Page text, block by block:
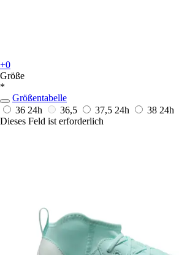
+0
Größe
*
Größentabelle
36 24h 36,5 37,5 24h 38 24h
Dieses Feld ist erforderlich